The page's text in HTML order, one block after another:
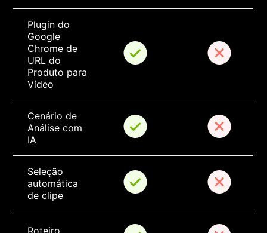
Plugin do
Google
Chrome de
URL do
Produto para
Vídeo
Cenário de
Análise com
IA
Seleção
automática
de clipe